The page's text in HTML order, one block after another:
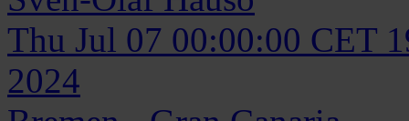
Thu Jul 07 00:00:00 CET
2024